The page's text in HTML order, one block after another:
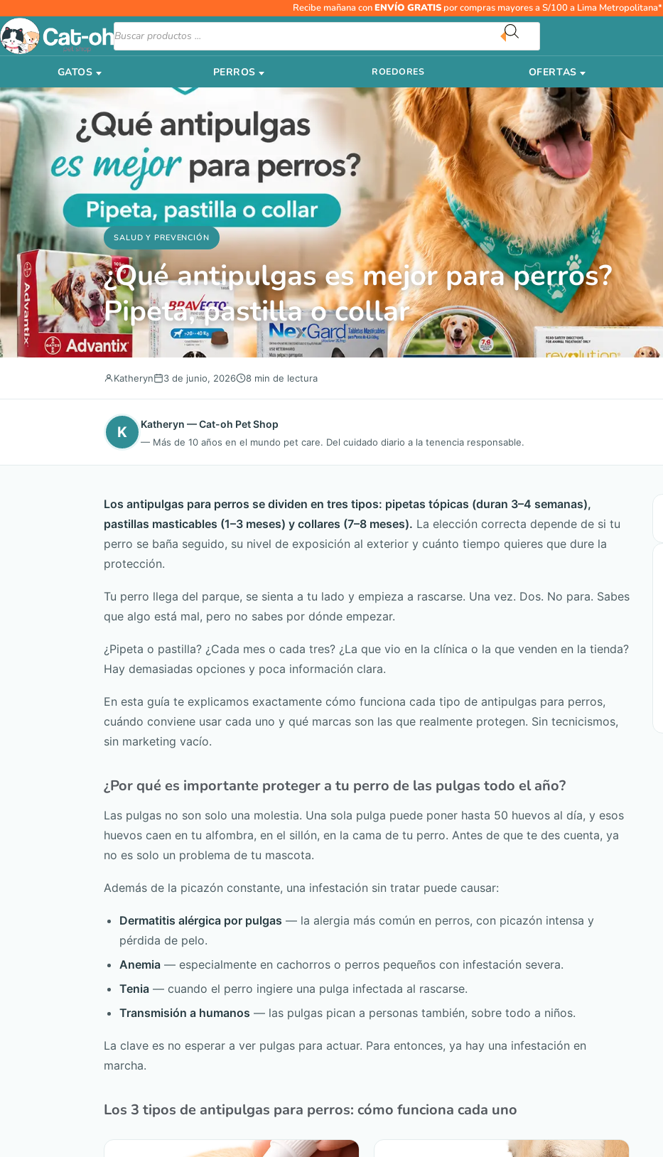
al
contenido
Recibe mañana conENVÍO GRATIS por compras mayores a S/100 a Lima Metropolitana*
Búsqueda
de
productos
GATOS PERROS ROEDORES OFERTAS
SALUD Y PREVENCIÓN
¿Qué antipulgas es mejor para perros?
Pipeta, pastilla o collar
Katheryn 3 de junio, 2026 8 min de lectura
K Katheryn — Cat-oh Pet Shop
— Más de 10 años en el mundo pet care. Del cuidado diario a la tenencia responsable.
Los antipulgas para perros se dividen en tres tipos: pipetas tópicas (duran 3–4 semanas),
pastillas masticables (1–3 meses) y collares (7–8 meses). La elección correcta depende de si tu
perro se baña seguido, su nivel de exposición al exterior y cuánto tiempo quieres que dure la
protección.
Tu perro llega del parque, se sienta a tu lado y empieza a rascarse. Una vez. Dos. No para. Sabes
que algo está mal, pero no sabes por dónde empezar.
¿Pipeta o pastilla? ¿Cada mes o cada tres? ¿La que vio en la clínica o la que venden en la tienda?
Hay demasiadas opciones y poca información clara.
En esta guía te explicamos exactamente cómo funciona cada tipo de antipulgas para perros,
cuándo conviene usar cada uno y qué marcas son las que realmente protegen. Sin tecnicismos,
sin marketing vacío.
¿Por qué es importante proteger a tu perro de las pulgas todo el año?
Las pulgas no son solo una molestia. Una sola pulga puede poner hasta 50 huevos al día, y esos
huevos caen en tu alfombra, en el sillón, en la cama de tu perro. Antes de que te des cuenta, ya
no es solo un problema de tu mascota.
Además de la picazón constante, una infestación sin tratar puede causar:
Dermatitis alérgica por pulgas — la alergia más común en perros, con picazón intensa y
pérdida de pelo.
Anemia — especialmente en cachorros o perros pequeños con infestación severa.
Tenia — cuando el perro ingiere una pulga infectada al rascarse.
Transmisión a humanos — las pulgas pican a personas también, sobre todo a niños.
La clave es no esperar a ver pulgas para actuar. Para entonces, ya hay una infestación en
marcha.
Los 3 tipos de antipulgas para perros: cómo funciona cada uno
Tu